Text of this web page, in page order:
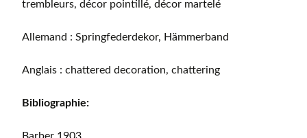
trembleurs, décor pointillé, décor martelé
Allemand : Springfederdekor, Hämmerband
Anglais : chattered decoration, chattering
Bibliographie: